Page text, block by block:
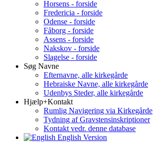
Horsens - forside
Fredericia - forside
Odense - forside
Fåborg - forside
Assens - forside
Nakskov - forside
Slagelse - forside
Søg Navne
Efternavne, alle kirkegårde
Hebraiske Navne, alle kirkegårde
Udenbys Steder, alle kirkegårde
Hjælp+Kontakt
Rumlig Navigering via Kirkegårde
Tydning af Gravstensinskriptioner
Kontakt vedr. denne database
English Version